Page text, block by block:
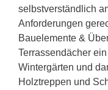
selbstverständlich
Anforderungen
Bauelemente &
Terrassendächer
Wintergärten und
Holztreppen und